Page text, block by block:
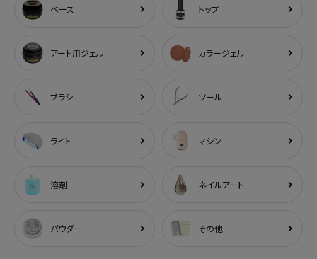
ベース トップ
アート用ジェル カラージェル
ブラシ ツール
ライト マシン
溶剤 ネイルアート
パウダー その他